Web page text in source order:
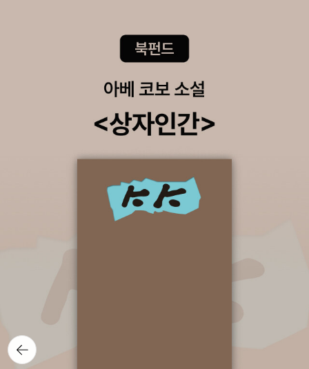
는 토방 툇마루석삼년에 한 이레쯤 천치로 변해짐 부리고 앉아 쉬
는 떠돌이가 되라네하늘은 날더러 바람이 되라 하고산은 날더러
잔돌이 되라 하네어라연 _김선우강원도 정선어라연 계곡 깊은 곳
에어머니 몸 씻는 소리 들리네ㅡ자꾸 몸에 물이 들어야숭스럽게
스리 스무살모냥……젖무덤에서 단풍잎을 훑어내시네어라연 푸
깊은 물구름꽃 상여 흘러가는어라연에 나, 가지 못했네
뒤로가
기